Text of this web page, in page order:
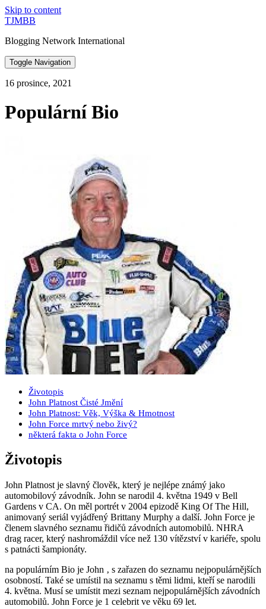
Skip to content
TJMBB
Blogging Network International
Toggle Navigation
16 prosince, 2021
Populární Bio
Životopis
John Platnost Čisté Jmění
John Platnost: Věk, Výška & Hmotnost
John Force mrtvý nebo živý?
některá fakta o John Force
Životopis
John Platnost je slavný člověk, který je nejlépe známý jako
automobilový závodník. John se narodil 4. května 1949 v Bell
Gardens v CA. On měl portrét v 2004 epizodě King Of The Hill,
animovaný seriál vyjádřený Brittany Murphy a další. John Force je
členem slavného seznamu řidičů závodních automobilů. NHRA
drag racer, který nashromáždil více než 130 vítězství v kariéře, spolu
s patnácti šampionáty.
na populárním Bio je John ‚ s zařazen do seznamu nejpopulárnějších
osobností. Také se umístil na seznamu s těmi lidmi, kteří se narodili
4. května. Musí se umístit mezi seznam nejpopulárnějších závodních
automobilů. John Force je 1 celebrit ve věku 69 let.